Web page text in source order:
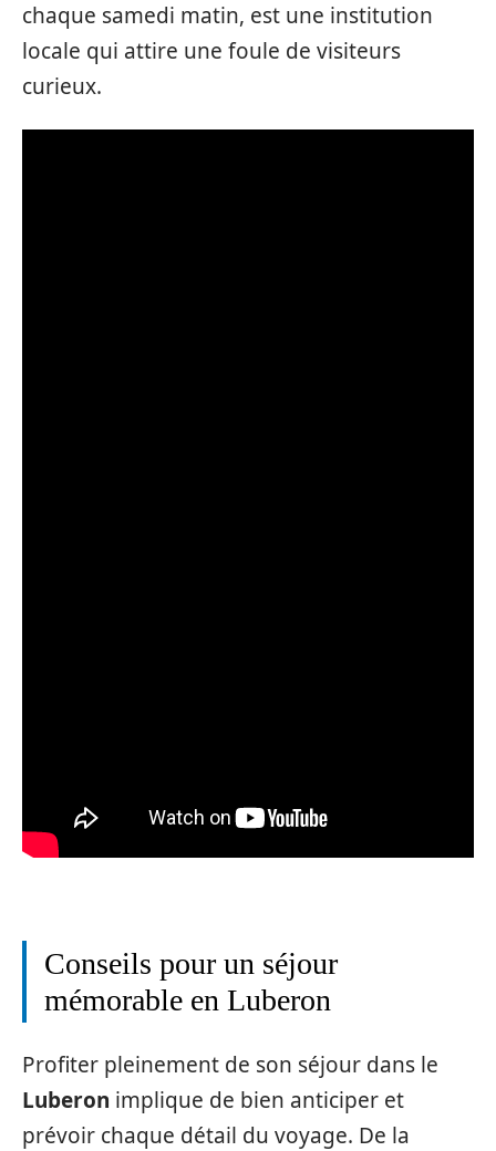
chaque samedi matin, est une institution
locale qui attire une foule de visiteurs
curieux.
Conseils pour un séjour
mémorable en Luberon
Profiter pleinement de son séjour dans le
Luberon implique de bien anticiper et
prévoir chaque détail du voyage. De la